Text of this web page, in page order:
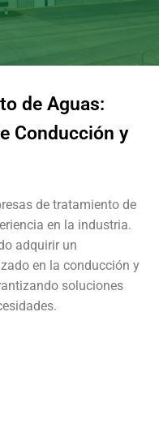
de Aguas:
Conducción y
de tratamiento de
en la industria.
adquirir un
en la conducción y
soluciones